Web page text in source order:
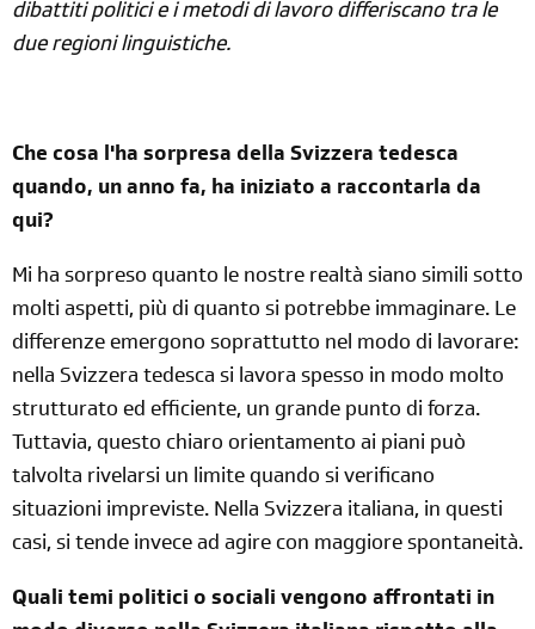
dibattiti politici e i metodi di lavoro differiscano tra le
due regioni linguistiche.
Che cosa l'ha sorpresa della Svizzera tedesca
quando, un anno fa, ha iniziato a raccontarla da
qui?
Mi ha sorpreso quanto le nostre realtà siano simili sotto
molti aspetti, più di quanto si potrebbe immaginare. Le
differenze emergono soprattutto nel modo di lavorare:
nella Svizzera tedesca si lavora spesso in modo molto
strutturato ed efficiente, un grande punto di forza.
Tuttavia, questo chiaro orientamento ai piani può
talvolta rivelarsi un limite quando si verificano
situazioni impreviste. Nella Svizzera italiana, in questi
casi, si tende invece ad agire con maggiore spontaneità.
Quali temi politici o sociali vengono affrontati in